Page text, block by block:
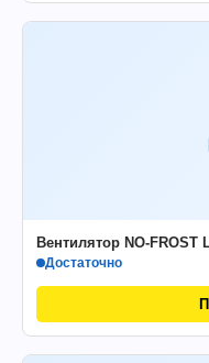
Вентилятор NO-FROST
Достаточно